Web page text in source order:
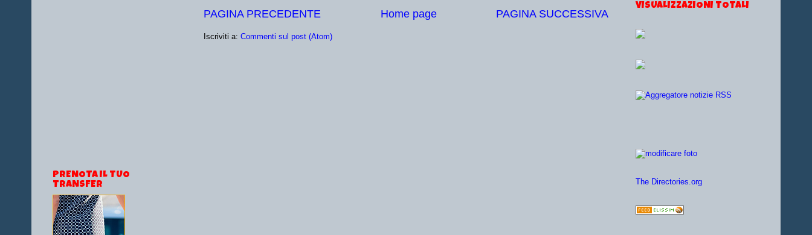
PAGINA PRECEDENTE PAGINA SUCCESSIVA
Home page
Iscriviti a: Commenti sul post (Atom)
PRENOTA IL TUO
TRANSFER
VISUALIZZAZIONI TOTALI
The Directories.org